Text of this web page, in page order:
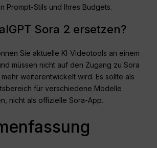
Prompt-Stils und Ihres Budgets.
Sora 2 ersetzen?
Sie aktuelle KI-Videotools an einem
müssen nicht auf den Zugang zu Sora
weiterentwickelt wird. Es sollte als
für verschiedene Modelle
nicht als offizielle Sora-App.